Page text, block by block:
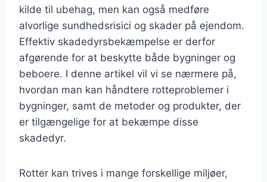
kilde til ubehag, men kan også medføre
alvorlige sundhedsrisici og skader på ejendom.
Effektiv skadedyrsbekæmpelse er derfor
afgørende for at beskytte både bygninger og
beboere. I denne artikel vil vi se nærmere på,
hvordan man kan håndtere rotteproblemer i
bygninger, samt de metoder og produkter, der
er tilgængelige for at bekæmpe disse
skadedyr.
Rotter kan trives i mange forskellige miljøer,